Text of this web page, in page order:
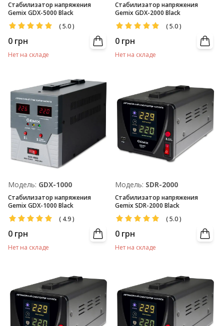
Стабилизатор напряжения
Gemix GDX-5000 Black
(5.0)
0 грн
Нет на складе
Стабилизатор напряжения
Gemix GDX-2000 Black
(5.0)
0 грн
Нет на складе
Модель: GDX-1000
Стабилизатор напряжения
Gemix GDX-1000 Black
( 4.9)
0 грн
Нет на складе
Модель: SDR-2000
Стабилизатор напряжения
Gemix SDR-2000 Black
(5.0)
0 грн
Нет на складе